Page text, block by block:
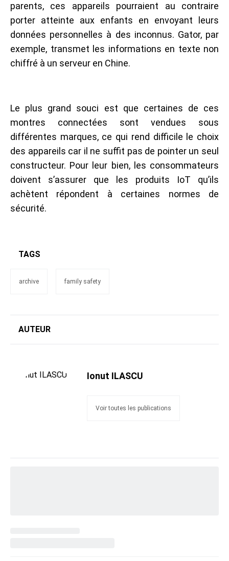
parents, ces appareils pourraient au contraire
porter atteinte aux enfants en envoyant leurs
données personnelles à des inconnus. Gator, par
exemple, transmet les informations en texte non
chiffré à un serveur en Chine.
Le plus grand souci est que certaines de ces
montres connectées sont vendues sous
différentes marques, ce qui rend difficile le choix
des appareils car il ne suffit pas de pointer un seul
constructeur. Pour leur bien, les consommateurs
doivent s’assurer que les produits IoT qu’ils
achètent répondent à certaines normes de
sécurité.
TAGS
archive family safety
AUTEUR
Ionut ILASCU
Voir toutes les publications